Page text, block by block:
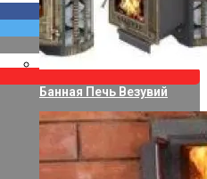
Банная Печь Везувий